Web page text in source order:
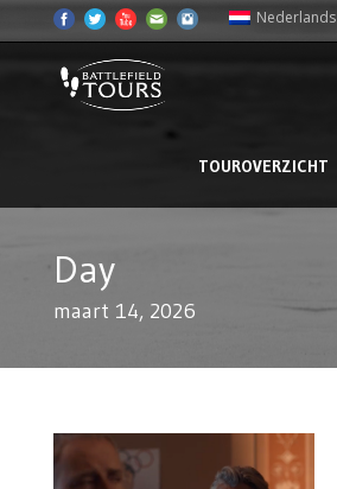
Nederlands
TOUROVERZICHT
Day
maart 14, 2026